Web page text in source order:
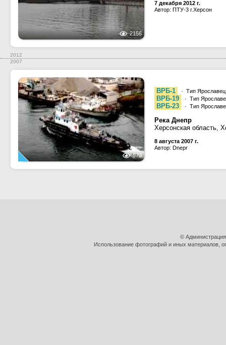
2156
7 декабря 2012 г.
Автор: ПТУ-3 г.Херсон
2012
2007
873
ВРБ-1 · Тип
ВРБ-19 · Тип
ВРБ-23 · Тип
Река Днепр
Херсонская область,
8 августа 2007 г.
Автор: Dnepr
©
Использование фотографий и иных материалов,